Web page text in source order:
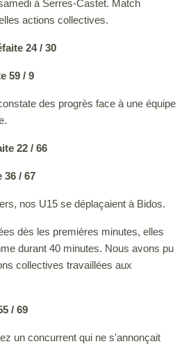
à Serres-Castet. Match
actions collectives.
24 / 30
59 / 9
des progrès face à une équipe
22 / 66
36 / 67
nos U15 se déplaçaient à Bidos.
dès les premières minutes, elles
durant 40 minutes. Nous avons pu
collectives travaillées aux
/ 69
un concurrent qui ne s'annonçait